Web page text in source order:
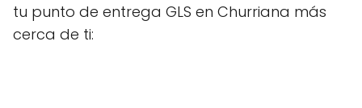
tu punto de entrega GLS en Churriana más
cerca de ti: